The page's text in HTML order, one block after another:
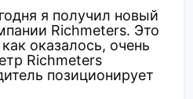
я получил новый
Richmeters. Это
оказалось, очень
Richmeters
позиционирует